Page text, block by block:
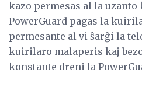
kazo permesas al la
PowerGuard pagas la
permesante al vi ŝarĝi la
kuirilaro malaperis kaj
konstante dreni la